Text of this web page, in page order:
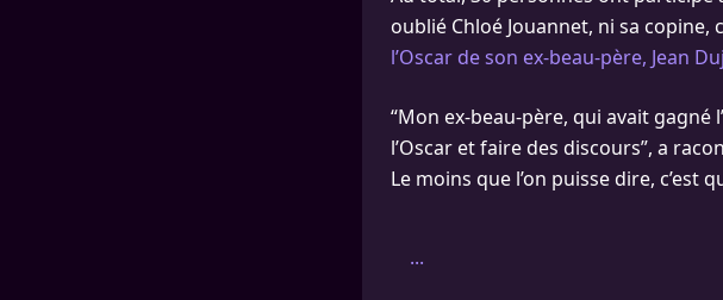
oublié Chloé Jouannet, ni sa
l’Oscar de son ex-beau-père, Jean
“Mon ex-beau-père, qui avait gagné
l’Oscar et faire des discours”, a
Le moins que l’on puisse dire, c’est
...